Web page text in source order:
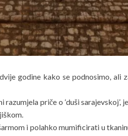
godine kako se podnosimo, ali
priče o ‘duši sarajevskoj’,
i polahko mumificirati u